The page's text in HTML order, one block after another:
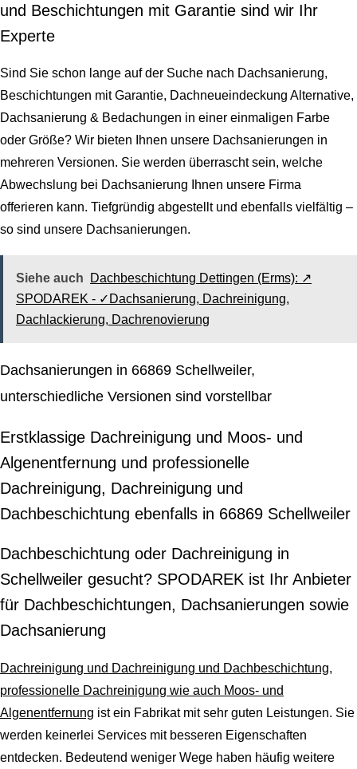
und Beschichtungen mit Garantie sind wir Ihr
Experte
Sind Sie schon lange auf der Suche nach Dachsanierung,
Beschichtungen mit Garantie, Dachneueindeckung Alternative,
Dachsanierung & Bedachungen in einer einmaligen Farbe
oder Größe? Wir bieten Ihnen unsere Dachsanierungen in
mehreren Versionen. Sie werden überrascht sein, welche
Abwechslung bei Dachsanierung Ihnen unsere Firma
offerieren kann. Tiefgründig abgestellt und ebenfalls vielfältig –
so sind unsere Dachsanierungen.
Siehe auch
Dachbeschichtung Dettingen (Erms): ↗️
SPODAREK - ✓Dachsanierung, Dachreinigung,
Dachlackierung, Dachrenovierung
Dachsanierungen in 66869 Schellweiler,
unterschiedliche Versionen sind vorstellbar
Erstklassige Dachreinigung und Moos- und
Algenentfernung und professionelle
Dachreinigung, Dachreinigung und
Dachbeschichtung ebenfalls in 66869 Schellweiler
Dachbeschichtung oder Dachreinigung in
Schellweiler gesucht? SPODAREK ist Ihr Anbieter
für Dachbeschichtungen, Dachsanierungen sowie
Dachsanierung
Dachreinigung und Dachreinigung und Dachbeschichtung,
professionelle Dachreinigung wie auch Moos- und
Algenentfernung ist ein Fabrikat mit sehr guten Leistungen. Sie
werden keinerlei Services mit besseren Eigenschaften
entdecken. Bedeutend weniger Wege haben häufig weitere